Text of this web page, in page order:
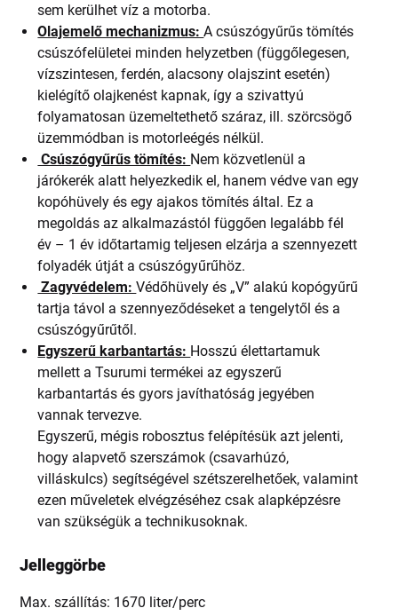
sem kerülhet víz a motorba.
Olajemelő mechanizmus:A csúszógyűrűs tömítés
csúszófelületei minden helyzetben (függőlegesen,
vízszintesen, ferdén, alacsony olajszint esetén)
kielégítő olajkenést kapnak, így a szivattyú
folyamatosan üzemeltethető száraz, ill. szörcsögő
üzemmódban is motorleégés nélkül.
Csúszógyűrűs tömítés: Nem közvetlenül a
járókerék alatt helyezkedik el, hanem védve van egy
kopóhüvely és egy ajakos tömítés által. Ez a
megoldás az alkalmazástól függően legalább fél
év – 1 év időtartamig teljesen elzárja a szennyezett
folyadék útját a csúszógyűrűhöz.
Zagyvédelem:Védőhüvely és „V” alakú kopógyűrű
tartja távol a szennyeződéseket a tengelytől és a
csúszógyűrűtől.
Egyszerű karbantartás: Hosszú élettartamuk
mellett a Tsurumi termékei az egyszerű
karbantartás és gyors javíthatóság jegyében
vannak tervezve.
Egyszerű, mégis robosztus felépítésük azt jelenti,
hogy alapvető szerszámok (csavarhúzó,
villáskulcs) segítségével szétszerelhetőek, valamint
ezen műveletek elvégzéséhez csak alapképzésre
van szükségük a technikusoknak.
Jelleggörbe
Max. szállítás: 1670 liter/perc